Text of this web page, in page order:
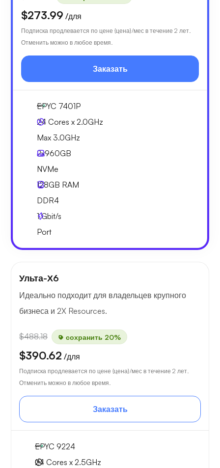
$273.99 /для
Подписка продлевается по цене {цена}/мес в течение 2 лет.
Отменить можно в любое время.
Заказать
EPYC 7401P
24 Cores x 2.0GHz
Max 3.0GHz
2x960GB
NVMe
128GB RAM
DDR4
1Gbit/s
Port
Ульта-Х6
Идеально подходит для владельцев крупного
бизнеса и 2X Resources.
$488.18 сохранить 20%
$390.62 /для
Подписка продлевается по цене {цена}/мес в течение 2 лет.
Отменить можно в любое время.
Заказать
EPYC 9224
24 Cores x 2.5GHz